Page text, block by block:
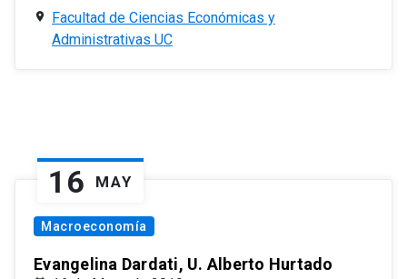
Facultad de Ciencias Económicas y
Administrativas UC
16 MAY
Macroeconomía
Evangelina Dardati, U. Alberto Hurtado